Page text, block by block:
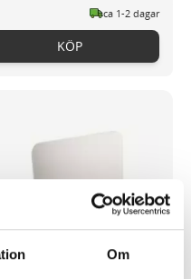
Om
ca 1-2 dagar
KÖP